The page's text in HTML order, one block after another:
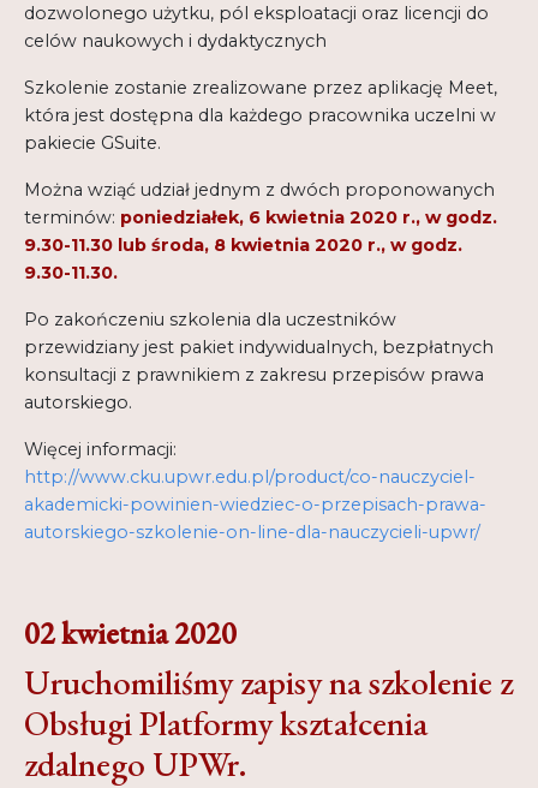
dozwolonego użytku, pól eksploatacji oraz licencji do
celów naukowych i dydaktycznych
Szkolenie zostanie zrealizowane przez aplikację Meet,
która jest dostępna dla każdego pracownika uczelni w
pakiecie GSuite.
Można wziąć udział jednym z dwóch proponowanych
terminów: poniedziałek, 6 kwietnia 2020 r., w godz.
9.30-11.30 lub środa, 8 kwietnia 2020 r., w godz.
9.30-11.30.
Po zakończeniu szkolenia dla uczestników
przewidziany jest pakiet indywidualnych, bezpłatnych
konsultacji z prawnikiem z zakresu przepisów prawa
autorskiego.
Więcej informacji:
http://www.cku.upwr.edu.pl/product/co-nauczyciel-
akademicki-powinien-wiedziec-o-przepisach-prawa-
autorskiego-szkolenie-on-line-dla-nauczycieli-upwr/
02 kwietnia 2020
Uruchomiliśmy zapisy na szkolenie z
Obsługi Platformy kształcenia
zdalnego UPWr.